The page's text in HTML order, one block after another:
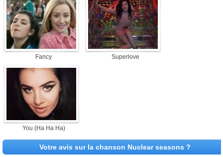
Fancy Superlove
You (Ha Ha Ha)
Votre avis sur la chanson Nuclear seasons ?